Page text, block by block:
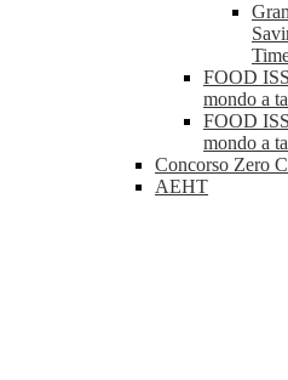
FOOD
mondo a
FOOD
mondo a
Concorso Zero
AEHT